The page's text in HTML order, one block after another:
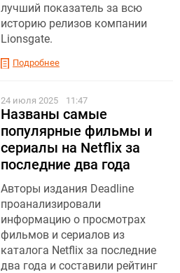
лучший показатель за всю
историю релизов компании
Lionsgate.
Подробнее
24 июля 2025 11:47
Названы самые
популярные фильмы и
сериалы на Netflix за
последние два года
Авторы издания Deadline
проанализировали
информацию о просмотрах
фильмов и сериалов из
каталога Netflix за последние
два года и составили рейтинг